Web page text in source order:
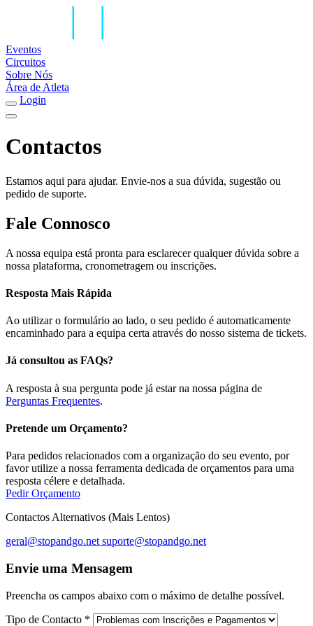
Eventos
Circuitos
Sobre Nós
Área de Atleta
Login
Contactos
Estamos aqui para ajudar. Envie-nos a sua dúvida, sugestão ou
pedido de suporte.
Fale Connosco
A nossa equipa está pronta para esclarecer qualquer dúvida sobre a
nossa plataforma, cronometragem ou inscrições.
Resposta Mais Rápida
Ao utilizar o formulário ao lado, o seu pedido é automaticamente
encaminhado para a equipa certa através do nosso sistema de tickets.
Já consultou as FAQs?
A resposta à sua pergunta pode já estar na nossa página de
Perguntas Frequentes.
Pretende um Orçamento?
Para pedidos relacionados com a organização do seu evento, por
favor utilize a nossa ferramenta dedicada de orçamentos para uma
resposta célere e detalhada.
Pedir Orçamento
Contactos Alternativos (Mais Lentos)
geral@stopandgo.net suporte@stopandgo.net
Envie uma Mensagem
Preencha os campos abaixo com o máximo de detalhe possível.
Tipo de Contacto *